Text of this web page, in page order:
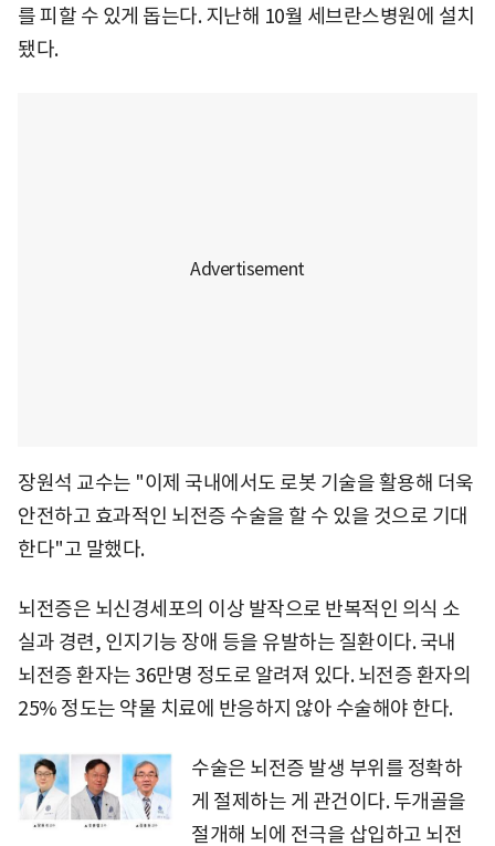
를 피할 수 있게 돕는다. 지난해 10월 세브란스병원에 설치
됐다.
장원석 교수는 "이제 국내에서도 로봇 기술을 활용해 더욱
안전하고 효과적인 뇌전증 수술을 할 수 있을 것으로 기대
한다"고 말했다.
뇌전증은 뇌신경세포의 이상 발작으로 반복적인 의식 소
실과 경련, 인지기능 장애 등을 유발하는 질환이다. 국내
뇌전증 환자는 36만명 정도로 알려져 있다. 뇌전증 환자의
25% 정도는 약물 치료에 반응하지 않아 수술해야 한다.
수술은 뇌전증 발생 부위를 정확하
게 절제하는 게 관건이다. 두개골을
절개해 뇌에 전극을 삽입하고 뇌전